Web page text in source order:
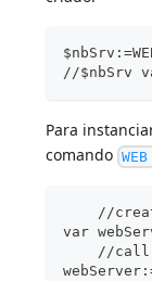
//$nbSrv
Para
comando
//
var
//